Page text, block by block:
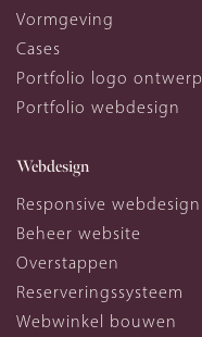
Vormgeving
Cases
Portfolio logo ontwerp
Portfolio webdesign
Webdesign
Responsive webdesign
Beheer website
Overstappen
Reserveringssysteem
Webwinkel bouwen